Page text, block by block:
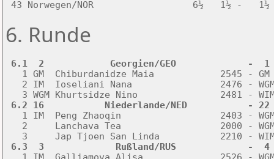
6. Runde
6.1  2            Georgien/GEO             -
1 GM  Chiburdanidze Maia            2545
2 IM  Ioseliani Nana                2476 -
6.2 16           Niederlande/NED           -
1 IM  Peng Zhaoqin                  2403 -
2     Lanchava Tea                  2000 -
6.3  3             Rußland/RUS             -